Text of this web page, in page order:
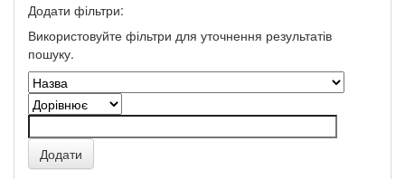
Додати фільтри:
Використовуйте фільтри для уточнення результатів
пошуку.